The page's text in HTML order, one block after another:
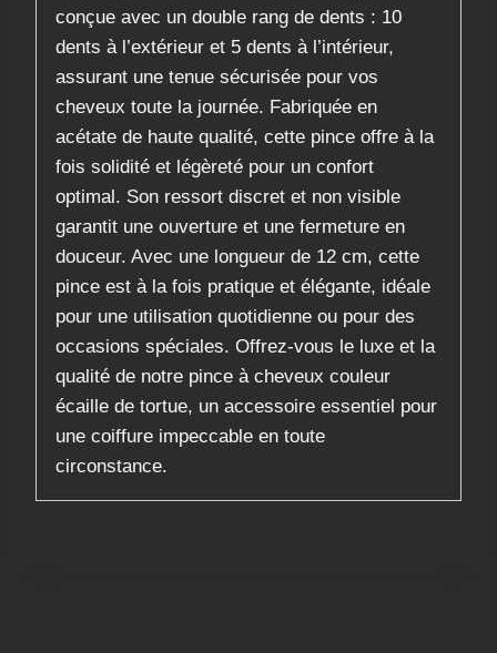
conçue avec un double rang de dents : 10
dents à l’extérieur et 5 dents à l’intérieur,
assurant une tenue sécurisée pour vos
cheveux toute la journée. Fabriquée en
acétate de haute qualité, cette pince offre à la
fois solidité et légèreté pour un confort
optimal. Son ressort discret et non visible
garantit une ouverture et une fermeture en
douceur. Avec une longueur de 12 cm, cette
pince est à la fois pratique et élégante, idéale
pour une utilisation quotidienne ou pour des
occasions spéciales. Offrez-vous le luxe et la
qualité de notre pince à cheveux couleur
écaille de tortue, un accessoire essentiel pour
une coiffure impeccable en toute
circonstance.